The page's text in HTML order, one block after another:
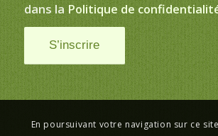
dans la Politique de
En poursuivant votre navigation sur ce